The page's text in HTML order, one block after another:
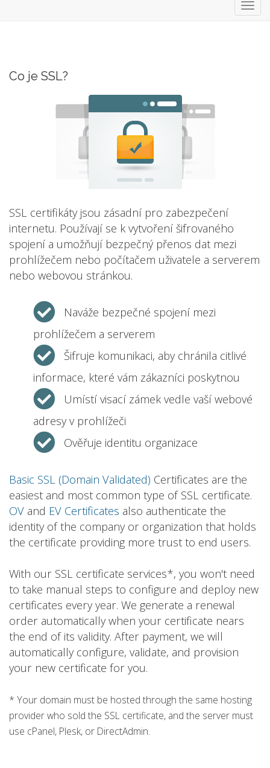
Co je SSL?
SSL certifikáty jsou zásadní pro zabezpečení
internetu. Používají se k vytvoření šifrovaného
spojení a umožňují bezpečný přenos dat mezi
prohlížečem nebo počítačem uživatele a serverem
nebo webovou stránkou.
Naváže bezpečné spojení mezi
prohlížečem a serverem
Šifruje komunikaci, aby chránila citlivé
informace, které vám zákazníci poskytnou
Umístí visací zámek vedle vaší webové
adresy v prohlížeči
Ověřuje identitu organizace
Basic SSL (Domain Validated) Certificates are the
easiest and most common type of SSL certificate.
OV and EV Certificates also authenticate the
identity of the company or organization that holds
the certificate providing more trust to end users.
With our SSL certificate services*, you won't need
to take manual steps to configure and deploy new
certificates every year. We generate a renewal
order automatically when your certificate nears
the end of its validity. After payment, we will
automatically configure, validate, and provision
your new certificate for you.
* Your domain must be hosted through the same hosting
provider who sold the SSL certificate, and the server must
use cPanel, Plesk, or DirectAdmin.